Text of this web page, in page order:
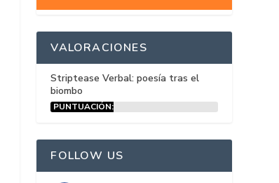
VALORACIONES
Striptease Verbal: poesía tras el
biombo
PUNTUACIÓN:
FOLLOW US